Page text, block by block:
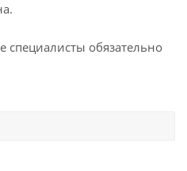
обязательно